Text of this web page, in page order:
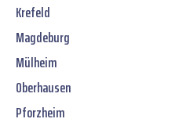
Krefeld
Magdeburg
Mülheim
Oberhausen
Pforzheim